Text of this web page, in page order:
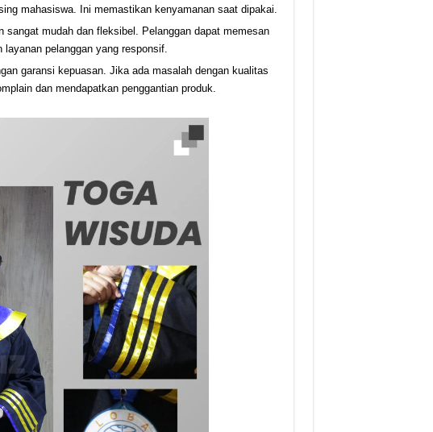
mahasiswa. Ini memastikan kenyamanan saat dipakai.
sangat mudah dan fleksibel. Pelanggan dapat memesan
pelanggan yang responsif.
garansi kepuasan. Jika ada masalah dengan kualitas
dan mendapatkan penggantian produk.